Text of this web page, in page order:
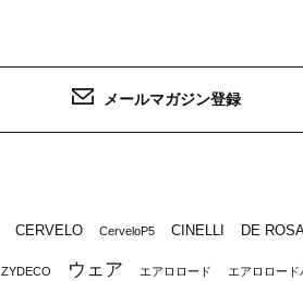
メールマガジン登録
CERVELO CerveloP5 CINELLI DE
ZYDECO ウェア エアロロード エアロロード